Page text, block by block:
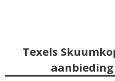
Texels